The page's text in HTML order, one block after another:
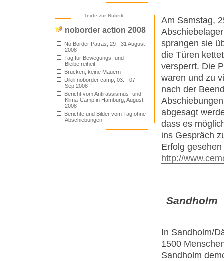
Texte zur Rubrik:
noborder action 2008
No Border Patras, 29 - 31 August
2008
Tag für Bewegungs- und
Bleibefreiheit
Brücken, keine Mauern
Dikili noborder camp, 03. - 07.
Sep 2008
Bericht vom Antirassismus- und
Klima-Camp in Hamburg, August
2008
Berichte und Bilder vom Tag ohne
Abschiebungen
Am Samstag,
sprangen sie
die Türen
versperrt. Die
waren und zu
nach der
abgesagt
dass es
ins Gespräch
Erfolg
http://
Sandholm
In Sandholm/
1500
Sandholm